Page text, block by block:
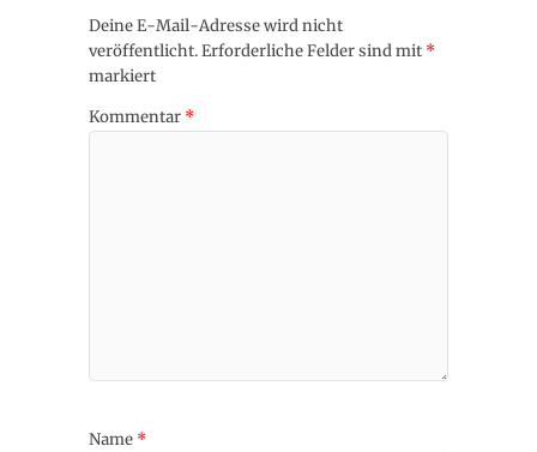
Deine E-Mail-Adresse wird nicht
veröffentlicht.Erforderliche Felder sind mit *
markiert
Kommentar *
Name *